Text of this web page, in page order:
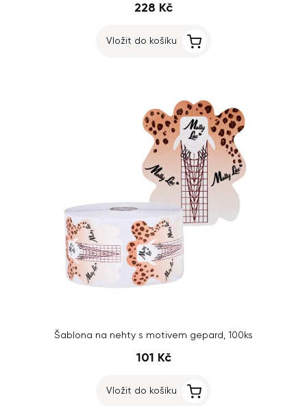
228 Kč
Vložit do košíku
Šablona na nehty s motivem gepard, 100ks
101 Kč
Vložit do košíku